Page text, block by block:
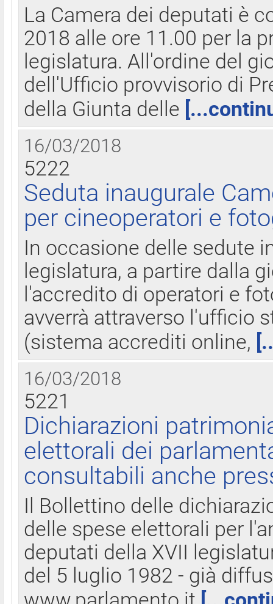
La Camera dei deputati è
2018 alle ore 11.00 per la
legislatura. All'ordine del
dell'Ufficio provvisorio di
della Giunta delle
16/03/2018
5222
Seduta inaugurale
per cineoperatori e
In occasione delle sedute
legislatura, a partire dalla
l'accredito di operatori e
avverrà attraverso l'ufficio
(sistema accrediti online,
16/03/2018
5221
Dichiarazioni
elettorali dei
consultabili anche
Il Bollettino delle
delle spese elettorali per
deputati della XVII
del 5 luglio 1982 - già